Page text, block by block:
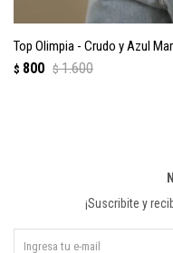
Top Olimpia - Crudo y Azul
$ 800 $ 1.600
¡Suscribite y